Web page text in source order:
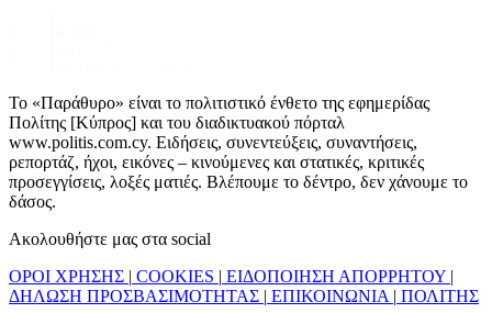
Το «Παράθυρο» είναι το πολιτιστικό ένθετο της εφημερίδας
Πολίτης [Κύπρος] και του διαδικτυακού πόρταλ
www.politis.com.cy. Ειδήσεις, συνεντεύξεις, συναντήσεις,
ρεπορτάζ, ήχοι, εικόνες – κινούμενες και στατικές, κριτικές
προσεγγίσεις, λοξές ματιές. Βλέπουμε το δέντρο, δεν χάνουμε το
δάσος.
Ακολουθήστε μας στα social
ΟΡΟΙ ΧΡΗΣΗΣ | COOKIES | ΕΙΔΟΠΟΙΗΣΗ ΑΠΟΡΡΗΤΟΥ |
ΔΗΛΩΣΗ ΠΡΟΣΒΑΣΙΜΟΤΗΤΑΣ | ΕΠΙΚΟΙΝΩΝΙΑ | ΠΟΛΙΤΗΣ